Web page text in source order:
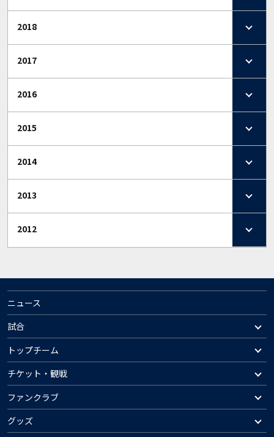
2018
2017
2016
2015
2014
2013
2012
ニュース
試合
トップチーム
チケット・観戦
ファンクラブ
グッズ